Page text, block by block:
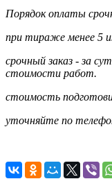
Порядок оплаты
при тираже менее 5
срочный заказ - за
стоимости работ.
стоимость
уточняйте по